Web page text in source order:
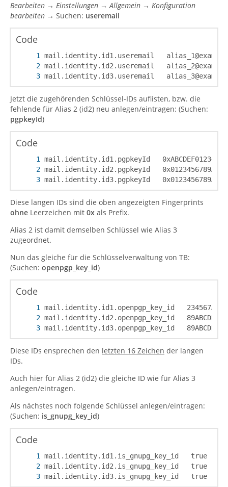
Bearbeiten → Einstellungen → Allgemein → Konfiguration
bearbeiten → Suchen: useremail
Code
mail.identity.id3.useremail
Jetzt die zugehörenden Schlüssel-IDs auflisten, bzw. die
fehlende für Alias 2 (id2) neu anlegen/eintragen: (Suchen:
pgpkeyId)
Code
mail.identity.id3.pgpkeyId
Diese langen IDs sind die oben angezeigten Fingerprints
ohne Leerzeichen mit 0x als Prefix.
Alias 2 ist damit demselben Schlüssel wie Alias 3
zugeordnet.
Nun das gleiche für die Schlüsselverwaltung von TB:
(Suchen: openpgp_key_id)
Code
mail.identity.id3.openpgp_key_id
Diese IDs ensprechen den letzten 16 Zeichen der langen
IDs.
Auch hier für Alias 2 (id2) die gleiche ID wie für Alias 3
anlegen/eintragen.
Als nächstes noch folgende Schlüssel anlegen/eintragen:
(Suchen: is_gnupg_key_id)
Code
mail.identity.id3.is_gnupg_key_id   true